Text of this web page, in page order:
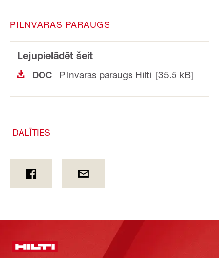
PILNVARAS PARAUGS
Lejupielādēt šeit
DOC Pilnvaras paraugs Hilti [35.5 kB]
DALĪTIES